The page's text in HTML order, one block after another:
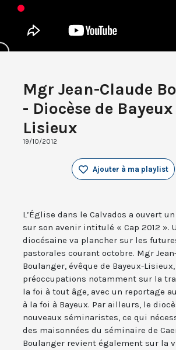
Mgr Jean-Claude
- Diocèse de
Lisieux
19/10/2012
Ajouter à ma playlist
L’Église dans le Calvados a ouvert
sur son avenir intitulé « Cap 2012 ».
diocésaine va plancher sur les
pastorales courant octobre. Mgr
Boulanger, évêque de Bayeux-
préoccupations notamment sur la
la foi à tout âge, avec un reportage
à la foi à Bayeux. Par ailleurs, le
nouveaux séminaristes, ce qui
des maisonnées du séminaire de
Boulanger revient également sur la